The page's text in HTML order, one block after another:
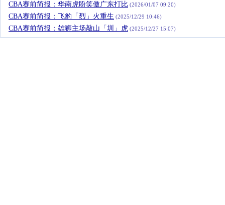
CBA赛前简报：华南虎盼笑傲广东打比 (2026/01/07 09:20)
CBA赛前简报：飞豹「烈」火重生 (2025/12/29 10:46)
CBA赛前简报：雄狮主场敲山「圳」虎 (2025/12/27 15:07)